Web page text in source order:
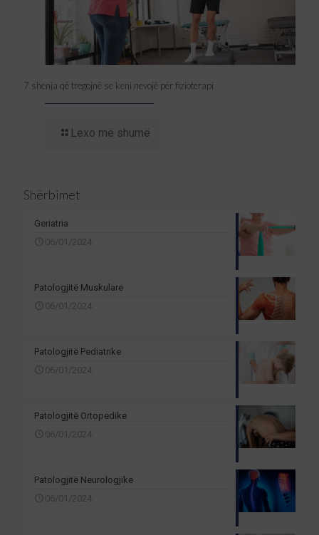
7 shenja që tregojnë se keni nevojë për fizioterapi
Lexo më shumë
Shërbimet
Geriatria
06/01/2024
Patologjitë Muskulare
06/01/2024
Patologjitë Pediatrike
06/01/2024
Patologjitë Ortopedike
06/01/2024
Patologjitë Neurologjike
06/01/2024